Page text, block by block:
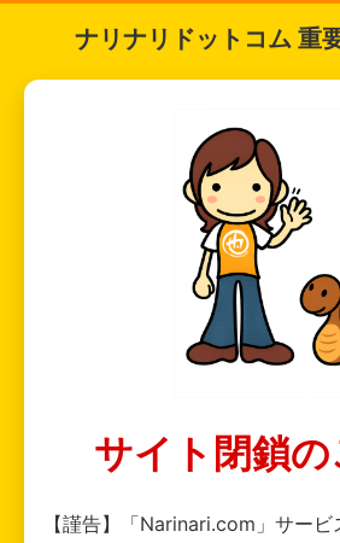
ナリナリドットコム 重
サイト閉鎖
【謹告】「Narinari.com」サー